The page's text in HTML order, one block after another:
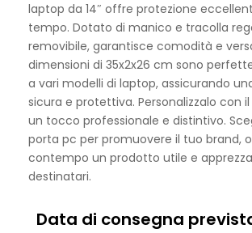
laptop da 14″ offre protezione
tempo. Dotato di manico e tracolla
removibile, garantisce comodità e
dimensioni di 35x2x26 cm sono
a vari modelli di laptop, assicurando
sicura e protettiva. Personalizzalo con
un tocco professionale e distintivo.
porta pc per promuovere il tuo brand,
contempo un prodotto utile e
destinatari.
Data di consegna